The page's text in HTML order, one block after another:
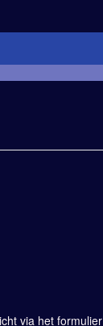
via het formulier